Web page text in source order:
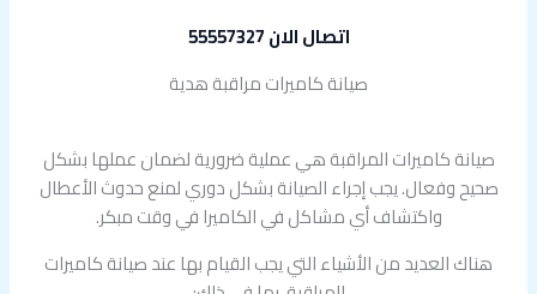
اتصال الان 55557327
صيانة كاميرات مراقبة هدية
صيانة كاميرات المراقبة هي عملية ضرورية لضمان عملها بشكل
صحيح وفعال. يجب إجراء الصيانة بشكل دوري لمنع حدوث الأعطال
واكتشاف أي مشاكل في الكاميرا في وقت مبكر.
هناك العديد من الأشياء التي يجب القيام بها عند صيانة كاميرات